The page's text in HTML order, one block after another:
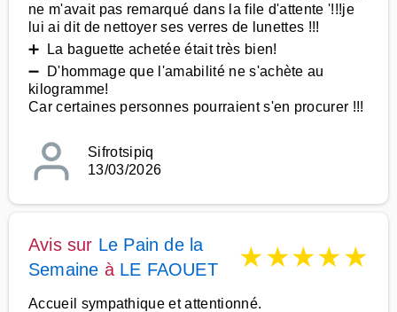
ne m'avait pas remarqué dans la file d'attente '!!!je
lui ai dit de nettoyer ses verres de lunettes !!!
➕ La baguette achetée était très bien!
➖ D'hommage que l'amabilité ne s'achète au
kilogramme!
Car certaines personnes pourraient s'en procurer !!!
Sifrotsipiq
13/03/2026
Avis sur Le Pain de la
Semaine à LE FAOUET ★★★★★
Accueil sympathique et attentionné.